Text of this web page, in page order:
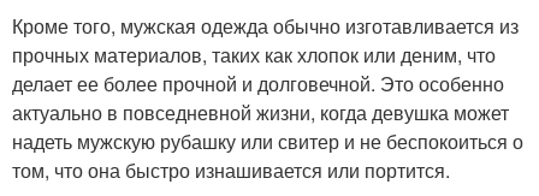
Кроме того, мужская одежда обычно изготавливается из
прочных материалов, таких как хлопок или деним, что
делает ее более прочной и долговечной. Это особенно
актуально в повседневной жизни, когда девушка может
надеть мужскую рубашку или свитер и не беспокоиться о
том, что она быстро изнашивается или портится.